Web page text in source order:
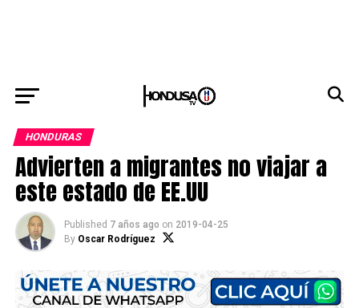
HONDURAS
Advierten a migrantes no viajar a
este estado de EE.UU
Published 7 años ago on 2019-04-25
By Oscar Rodríguez